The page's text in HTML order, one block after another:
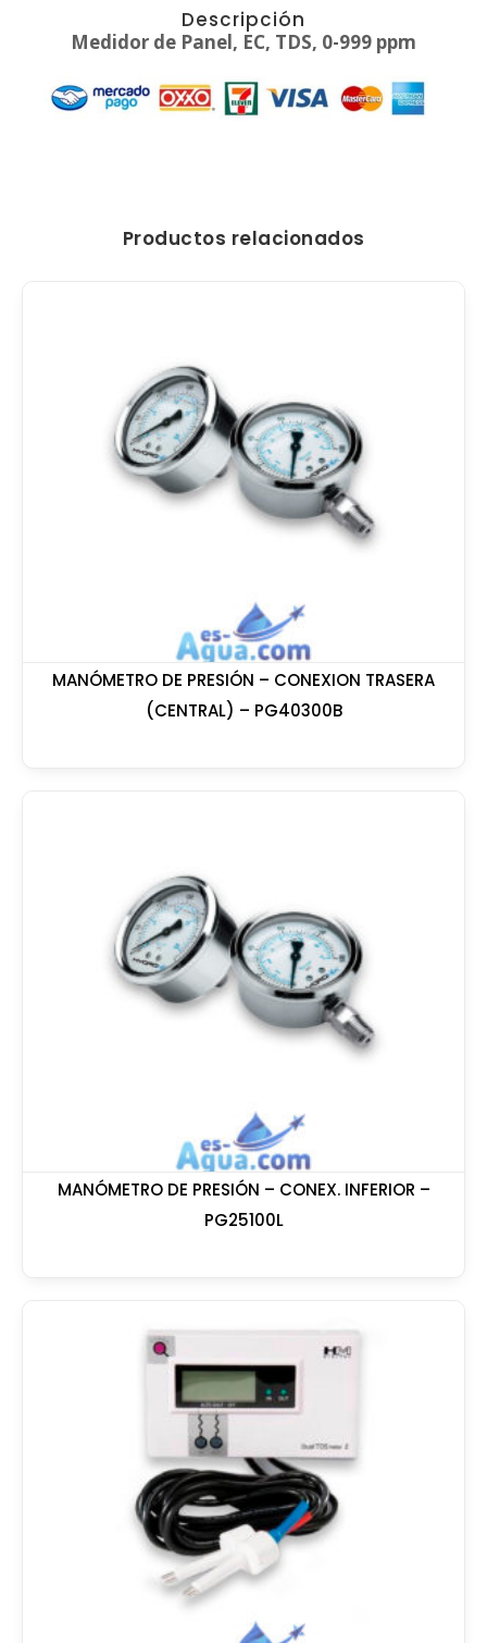
Descripción
Medidor de Panel, EC, TDS, 0-999 ppm
Productos relacionados
MANÓMETRO DE PRESIÓN – CONEXION TRASERA
(CENTRAL) – PG40300B
MANÓMETRO DE PRESIÓN – CONEX. INFERIOR –
PG25100L